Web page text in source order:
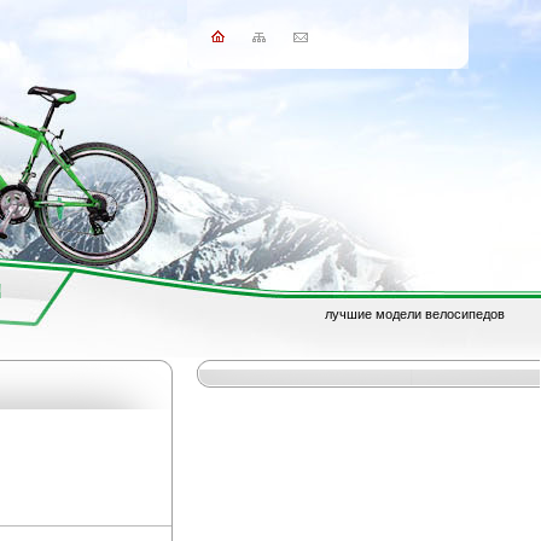
лучшие модели велосипедов